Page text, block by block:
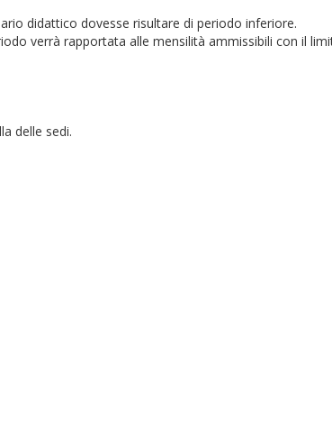
didattico dovesse risultare di periodo inferiore.
verrà rapportata alle mensilità ammissibili con il
delle sedi.